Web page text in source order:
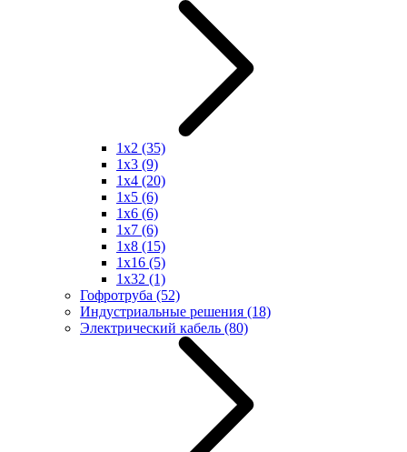
1x2 (35)
1x3 (9)
1x4 (20)
1x5 (6)
1x6 (6)
1x7 (6)
1x8 (15)
1x16 (5)
1x32 (1)
Гофротруба (52)
Индустриальные решения (18)
Электрический кабель (80)